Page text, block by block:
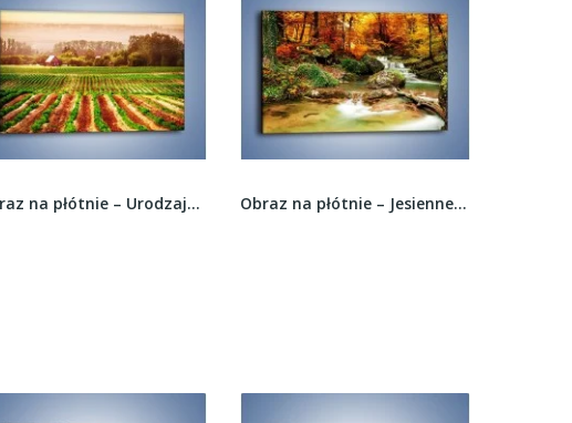
Obraz na płótnie – Urodzajne ziemie na wsi –... Obraz na płótnie – Jesienne kolory w lesie –...